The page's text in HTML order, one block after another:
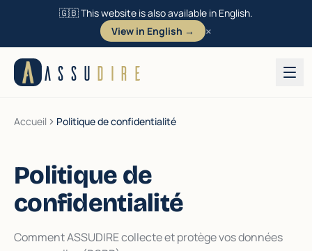
🇬🇧 This website is also available in English.
View in English →
×
Aller au contenu
ASSU DIRE
Accueil Politique de confidentialité
Politique de
confidentialité
Comment ASSUDIRE collecte et protège vos données